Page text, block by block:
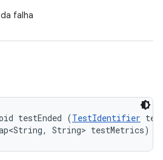
falha
testEnded (TestIdentifier
String> testMetrics)